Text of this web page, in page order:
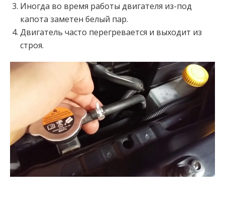
Иногда во время работы двигателя из-под
капота заметен белый пар.
Двигатель часто перегревается и выходит из
строя.